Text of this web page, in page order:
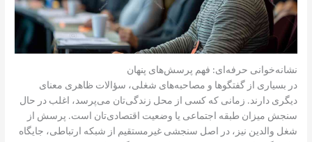
نشانه‌خوانی حرفه‌ای: فهم پرسش‌های پنهان
در بسیاری از گفتگوها و مصاحبه‌های شغلی، سؤالات ظاهری معنای
دیگری دارند. زمانی که کسی از محل زندگی‌تان می‌پرسد، اغلب در حال
سنجش میزان طبقه اجتماعی یا وضعیت اقتصادی‌تان است. پرسش از
شغل والدین نیز، در اصل سنجشی غیرمستقیم از شبکه ارتباطی، جایگاه